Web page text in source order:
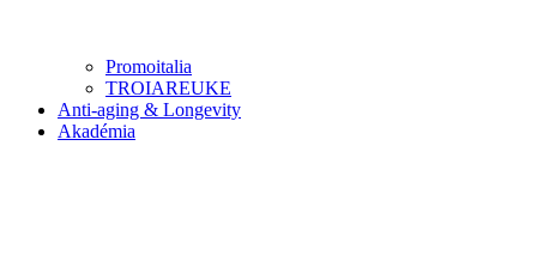
Promoitalia
TROIAREUKE
Anti-aging & Longevity
Akadémia